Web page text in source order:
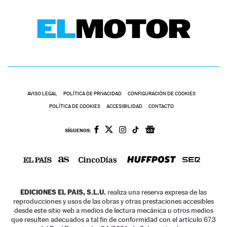
AVISO LEGAL POLÍTICA DE PRIVACIDAD CONFIGURACIÓN DE COOKIES
POLÍTICA DE COOKIES ACCESIBILIDAD CONTACTO
SÍGUENOS:
EDICIONES EL PAIS, S.L.U. realiza una reserva expresa de las
reproducciones y usos de las obras y otras prestaciones accesibles
desde este sitio web a medios de lectura mecánica u otros medios
que resulten adecuados a tal fin de conformidad con el artículo 67.3